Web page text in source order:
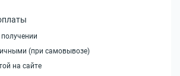
(при самовывозе)
на сайте